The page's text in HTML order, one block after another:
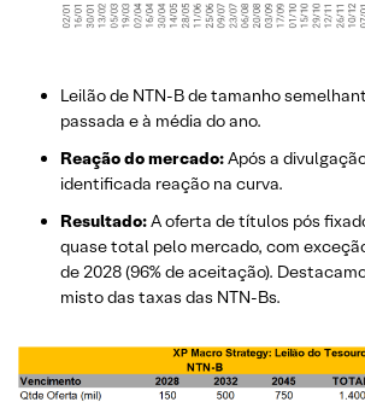
Leilão de NTN-B de tamanho
passada e à média do ano.
Reação do mercado:Após a
identificada reação na curva.
Resultado:A oferta de títulos pós
quase total pelo mercado, com
de 2028 (96% de aceitação).
misto das taxas das NTN-Bs.